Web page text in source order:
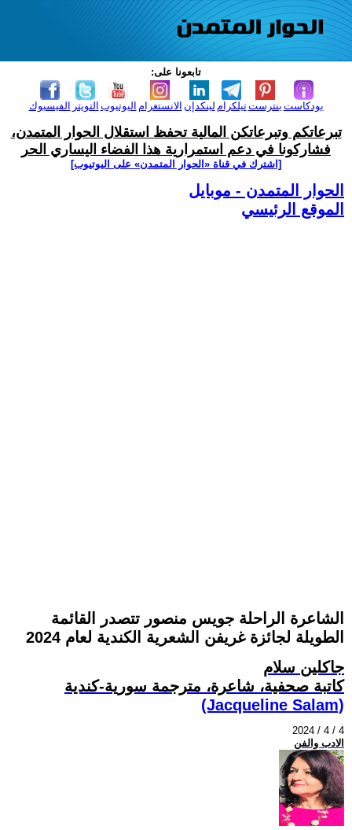
تابعونا على:
الفيسبوك التويتر اليوتيوب الانستغرام لينكدإن تيلكرامبنترست بودكاست
تبرعاتكم وتبرعاتكن المالية تحفظ استقلال الحوار المتمدن،
فشاركونا في دعم استمرارية هذا الفضاء اليساري الحر
[اشترك في قناة ‫«الحوار المتمدن» على اليوتيوب]
الحوار المتمدن - موبايل
الموقع الرئيسي
الشاعرة الراحلة جويس منصور تتصدر القائمة
الطويلة لجائزة غريفن الشعرية الكندية لعام 2024
جاكلين سلام
كاتبة صحفية، شاعرة، مترجمة سورية-كندية
(Jacqueline Salam)
2024 / 4 / 4
الادب والفن